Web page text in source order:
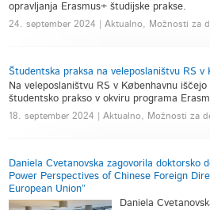
opravljanja Erasmus+ študijske prakse.
24. september 2024 | Aktualno, Možnosti za
Študentska praksa na veleposlaništvu RS v
Na veleposlaništvu RS v Københavnu
študentsko prakso v okviru programa
18. september 2024 | Aktualno, Možnosti za
Daniela Cvetanovska zagovorila doktorsko
Power Perspectives of Chinese Foreign
European Union”
Daniela